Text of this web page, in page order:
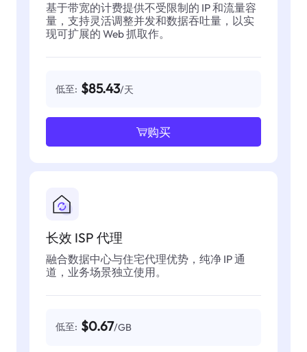
基于带宽的计费提供不受限制的 IP 和流量容
量，支持灵活调整并发和数据吞吐量，以实
现可扩展的 Web 抓取作。
低至: $85.43/天
购买
长效 ISP 代理
融合数据中心与住宅代理优势，纯净 IP 通
道，业务场景独立使用。
低至: $0.67/GB